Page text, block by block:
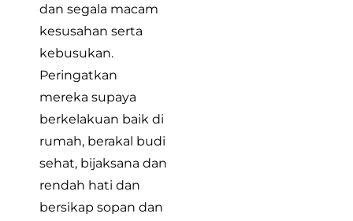
dan segala macam
kesusahan serta
kebusukan.
Peringatkan
mereka supaya
berkelakuan baik di
rumah, berakal budi
sehat, bijaksana dan
rendah hati dan
bersikap sopan dan